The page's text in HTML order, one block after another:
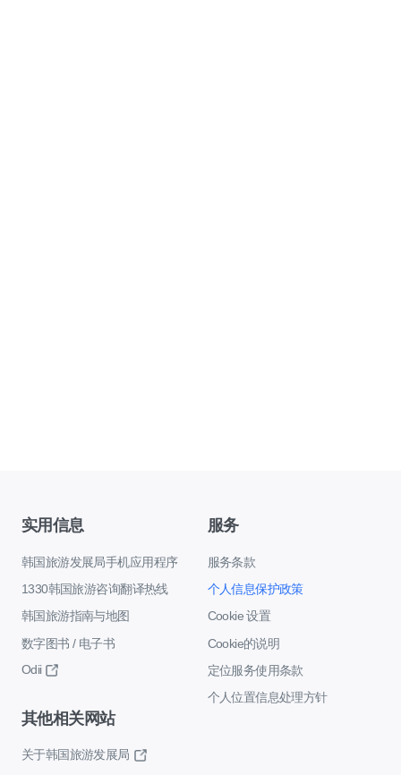
实用信息
韩国旅游发展局手机应用程序
1330韩国旅游咨询翻译热线
韩国旅游指南与地图
数字图书 / 电子书
Odii
服务
服务条款
个人信息保护政策
Cookie 设置
Cookie的说明
定位服务使用条款
个人位置信息处理方针
其他相关网站
关于韩国旅游发展局